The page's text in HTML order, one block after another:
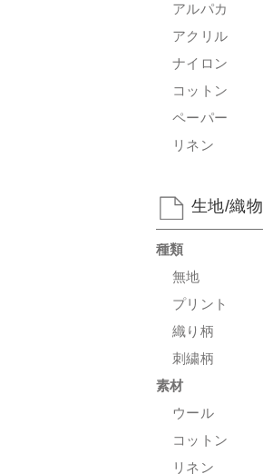
アルパカ
アクリル
ナイロン
コットン
ペーパー
リネン
生地/織物
種類
無地
プリント
織り柄
刺繍柄
素材
ウール
コットン
リネン